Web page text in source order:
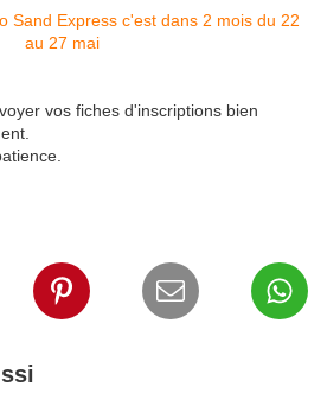
vos fiches d'inscriptions bien